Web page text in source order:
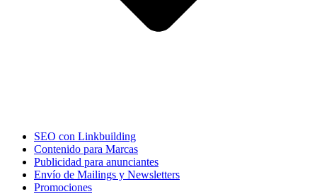
SEO con Linkbuilding
Contenido para Marcas
Publicidad para anunciantes
Envío de Mailings y Newsletters
Promociones